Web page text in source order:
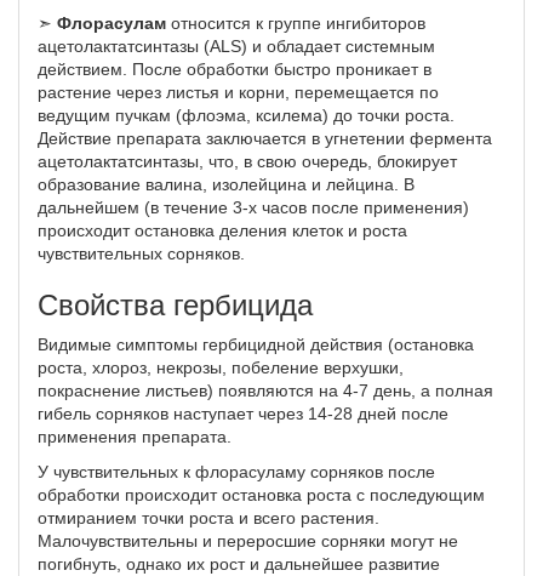
➣ Флорасулам относится к группе ингибиторов
ацетолактатсинтазы (ALS) и обладает системным
действием. После обработки быстро проникает в
растение через листья и корни, перемещается по
ведущим пучкам (флоэма, ксилема) до точки роста.
Действие препарата заключается в угнетении фермента
ацетолактатсинтазы, что, в свою очередь, блокирует
образование валина, изолейцина и лейцина. В
дальнейшем (в течение 3-х часов после применения)
происходит остановка деления клеток и роста
чувствительных сорняков.
Свойства гербицида
Видимые симптомы гербицидной действия (остановка
роста, хлороз, некрозы, побеление верхушки,
покраснение листьев) появляются на 4-7 день, а полная
гибель сорняков наступает через 14-28 дней после
применения препарата.
У чувствительных к флорасуламу сорняков после
обработки происходит остановка роста с последующим
отмиранием точки роста и всего растения.
Малочувствительны и переросшие сорняки могут не
погибнуть, однако их рост и дальнейшее развитие